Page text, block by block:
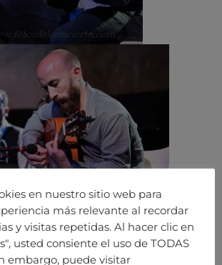
en nuestro sitio web para
más relevante al recordar
y visitas repetidas. Al hacer clic en
usted consiente el uso de TODAS
embargo, puede visitar